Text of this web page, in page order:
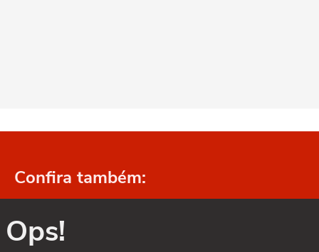
Confira também:
Ops!